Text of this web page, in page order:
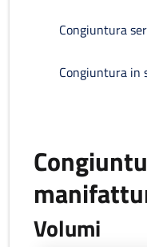
Congiuntura
Congiuntura in
Volumi